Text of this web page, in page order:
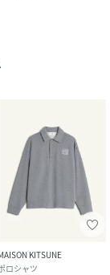
KITSUNE
ロシャツ